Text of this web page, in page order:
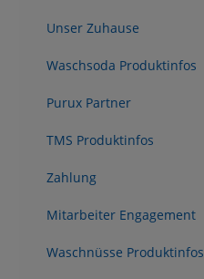
Unser Zuhause
Waschsoda Produktinfos
Purux Partner
TMS Produktinfos
Zahlung
Mitarbeiter Engagement
Waschnüsse Produktinfos